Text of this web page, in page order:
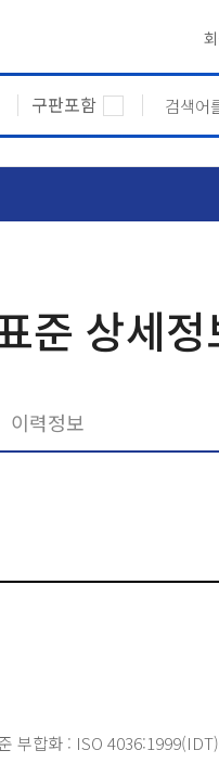
구판포함
준 상세정
이력정보
부합화 : ISO 4036:1999(IDT)